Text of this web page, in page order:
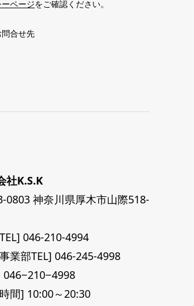
ページをご確認ください。
合せ先
社K.S.K
0803 神奈川県厚木市山際518-
046-210-4994
業部TEL] 046-245-4998
046−210−4998
間] 10:00～20:30